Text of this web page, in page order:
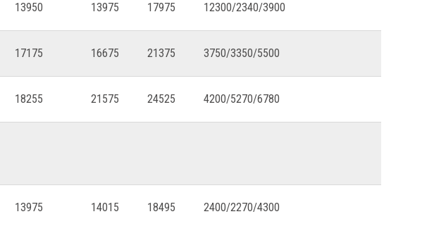
13950 13975 17975 12300/2340/3900
17175 16675 21375 3750/3350/5500
18255 21575 24525 4200/5270/6780
13975 14015 18495 2400/2270/4300